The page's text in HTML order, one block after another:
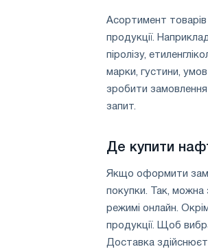
Асортимент товарів
продукції.
піролізу,
марки, густини,
зробити
запит.
Де купити
Якщо оформити
покупки. Так, можна
режимі онлайн.
продукції. Щоб
Доставка